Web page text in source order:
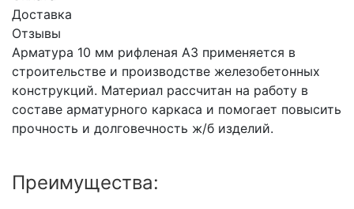
Доставка
Отзывы
Арматура 10 мм рифленая А3 применяется в
строительстве и производстве железобетонных
конструкций. Материал рассчитан на работу в
составе арматурного каркаса и помогает повысить
прочность и долговечность ж/б изделий.
Преимущества: